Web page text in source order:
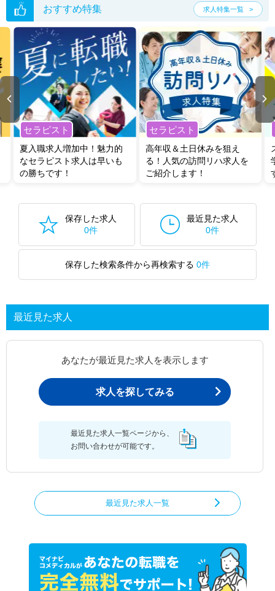
おすすめ特集 求人特集一覧
セラピスト
夏入職求人増加中！魅力的
なセラピスト求人は早いも
の勝ちです！
セラピスト
高年収＆土日休みを狙え
る！人気の訪問リハ求人を
ご紹介します！
保存した求人
0件
最近見た求人
0件
保存した検索条件から再検索する 0件
最近見た求人
あなたが最近見た求人を表示します
求人を探してみる
最近見た求人一覧ページから、
お問い合わせが可能です。
最近見た求人一覧